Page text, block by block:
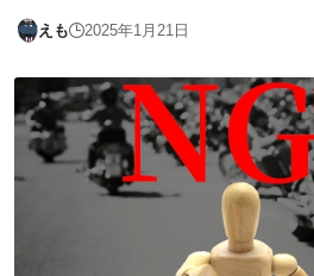
えも 2025年1月21日